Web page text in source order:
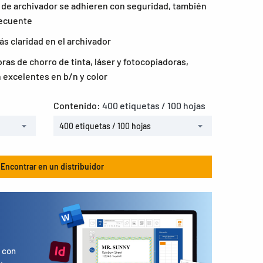
archivador se adhieren con seguridad, también
claridad en el archivador
de chorro de tinta, láser y fotocopiadoras,
en b/n y color
Contenido: 400 etiquetas / 100 hojas
400 etiquetas / 100 hojas
en un distribuidor
con